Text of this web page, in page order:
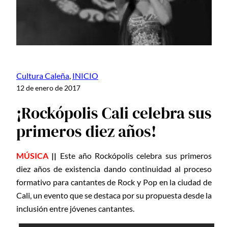
Cultura Caleña INICIO
12 de enero de 2017
¡Rockópolis Cali celebra sus
primeros diez años!
MÚSICA || Este año Rockópolis celebra sus primeros
diez años de existencia dando continuidad al proceso
formativo para cantantes de Rock y Pop en la ciudad de
Cali, un evento que se destaca por su propuesta desde la
inclusión entre jóvenes cantantes.